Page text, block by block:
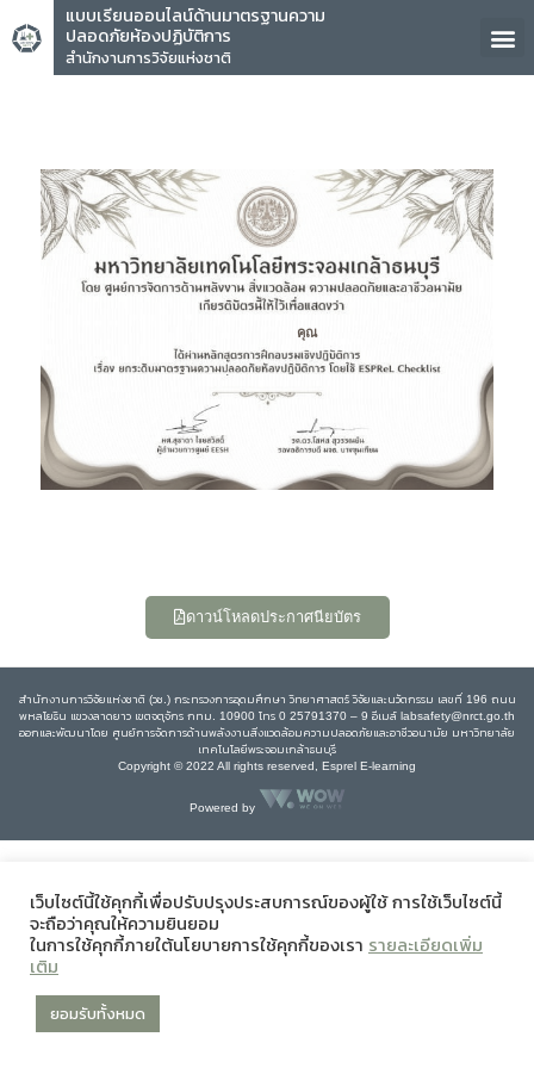
แบบเรียนออนไลน์ด้านมาตรฐานความ
ปลอดภัยห้องปฏิบัติการ
สำนักงานการวิจัยแห่งชาติ
คุณ
ดาวน์โหลดประกาศนียบัตร
สำนักงานการวิจัยแห่งชาติ (วช.) กระทรวงการอุดมศึกษา วิทยาศาสตร์ วิจัยและนวัตกรรม เลขที่ 196 ถนน
พหลโยธิน แขวงลาดยาว เขตจตุจักร กทม. 10900 โทร 0 25791370 – 9 อีเมล์ labsafety@nrct.go.th
ออกและพัฒนาโดย ศูนย์การจัดการด้านพลังงานสิ่งแวดล้อมความปลอดภัยและอาชีวอนามัย มหาวิทยาลัย
เทคโนโลยีพระจอมเกล้าธนบุรี
Copyright © 2022 All rights reserved, Esprel E-learning
Powered by
เว็บไซต์นี้ใช้คุกกี้เพื่อปรับปรุงประสบการณ์ของผู้ใช้ การใช้เว็บไซต์นี้
จะถือว่าคุณให้ความยินยอม
ในการใช้คุกกี้ภายใต้นโยบายการใช้คุกกี้ของเรา รายละเอียดเพิ่ม
เติม
ยอมรับทั้งหมด